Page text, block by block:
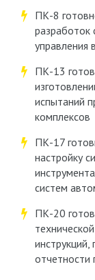
ПК-8
разработок
управления
ПК-13
испытаний
комплексов
ПК-17
настройку
систем
ПК-20
инструкций,